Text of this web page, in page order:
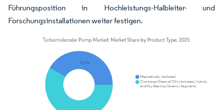
Führungsposition in Hochleistungs-Halbleiter- und
Forschungsinstallationen weiter festigen.